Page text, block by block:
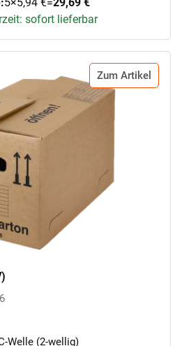
sofort lieferbar
Zum Artikel
Welle (2-wellig)